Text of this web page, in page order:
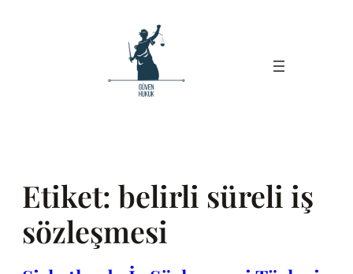
Etiket: belirli süreli iş
sözleşmesi